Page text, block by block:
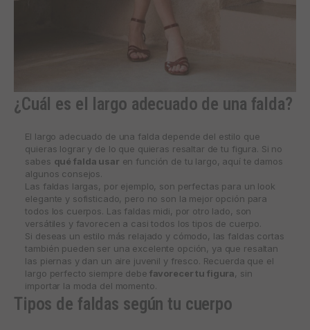
¿Cuál es el largo adecuado de una falda?
El largo adecuado de una falda depende del estilo que
quieras lograr y de lo que quieras resaltar de tu figura. Si no
sabes qué falda usar en función de tu largo, aquí te damos
algunos consejos.
Las faldas largas, por ejemplo, son perfectas para un look
elegante y sofisticado, pero no son la mejor opción para
todos los cuerpos. Las faldas midi, por otro lado, son
versátiles y favorecen a casi todos los tipos de cuerpo.
Si deseas un estilo más relajado y cómodo, las faldas cortas
también pueden ser una excelente opción, ya que resaltan
las piernas y dan un aire juvenil y fresco. Recuerda que el
largo perfecto siempre debe favorecer tu figura, sin
importar la moda del momento.
Tipos de faldas según tu cuerpo